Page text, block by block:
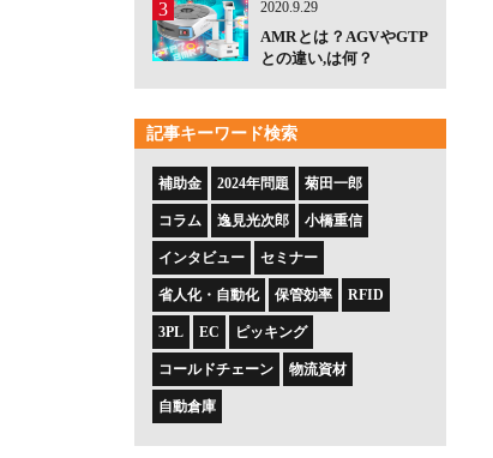
3 2020.9.29
AMRとは？AGVやGTP
との違い,は何？
記事キーワード検索
補助金 2024年問題 菊田一郎
コラム 逸見光次郎 小橋重信
インタビュー セミナー
省人化・自動化 保管効率 RFID
3PL EC ピッキング
コールドチェーン 物流資材
自動倉庫